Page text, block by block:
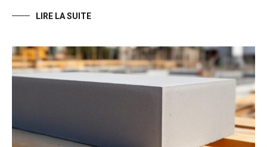
LIRE LA SUITE